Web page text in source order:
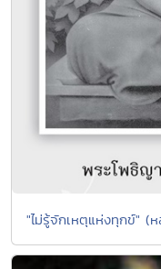
"ไม่รู้จักเหตุแห่งทุกข์" (